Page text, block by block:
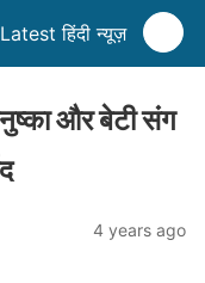
हिंदी न्यूज़
और बेटी संग
4 years ago